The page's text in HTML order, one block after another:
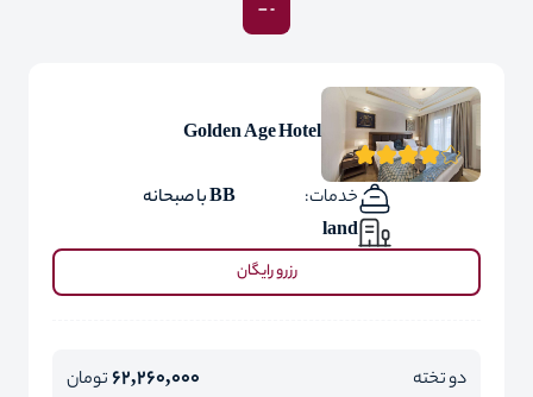
Golden Age Hotel
خدمات:
BB با صبحانه
land
رزرو رایگان
دو تخته 62,260,000تومان